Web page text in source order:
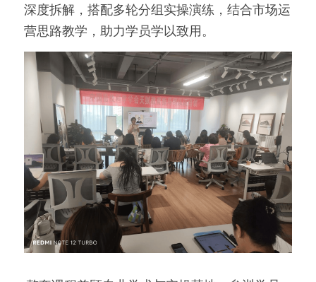
深度拆解，搭配多轮分组实操演练，结合市场运
营思路教学，助力学员学以致用。